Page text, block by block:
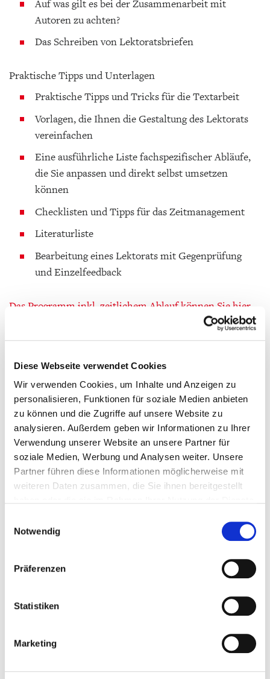
Diese Webseite verwendet Cookies
Wir verwenden Cookies, um Inhalte und Anzeigen zu
personalisieren, Funktionen für soziale Medien anbieten
zu können und die Zugriffe auf unsere Website zu
analysieren. Außerdem geben wir Informationen zu Ihrer
Verwendung unserer Website an unsere Partner für
soziale Medien, Werbung und Analysen weiter. Unsere
Partner führen diese Informationen möglicherweise mit
weiteren Daten zusammen, die Sie ihnen bereitgestellt
unsererDatenschutzerklärung
Notwendig
Präferenzen
Statistiken
Marketing
Auf was gilt es bei der Zusammenarbeit mit
Autoren zu achten?
Das Schreiben von Lektoratsbriefen
Praktische Tipps und Unterlagen
Praktische Tipps und Tricks für die Textarbeit
Vorlagen, die Ihnen die Gestaltung des Lektorats
vereinfachen
Eine ausführliche Liste fachspezifischer Abläufe,
die Sie anpassen und direkt selbst umsetzen
können
Checklisten und Tipps für das Zeitmanagement
Literaturliste
Bearbeitung eines Lektorats mit Gegenprüfung
und Einzelfeedback
Das Programm inkl. zeitlichem Ablauf können Sie hier
Franziska von Stieglitz sammelt seit 10 Jahren
Erfahrungen in Lektorat und Redaktion. Persönliche
Schwerpunkte: Lektorat, Storytelling/Narratologie,
digitaler Content, Social Media, Marktpositionierung
und -entwicklung. Seit 2019 ist sie gemeinsam mit
Bettina Tschach Geschäftsleiterin derWunschJob
Akademie
Die Teilnahmegebühr umfasst 2,5
Tage Workshop mit individueller
Gegenprüfung und Einzelfeedback,
Info-Material/Seminarunterlagen.
Bitte wählen Sie Ihr Ticket (zzgl. gesetzl. MwSt.)*